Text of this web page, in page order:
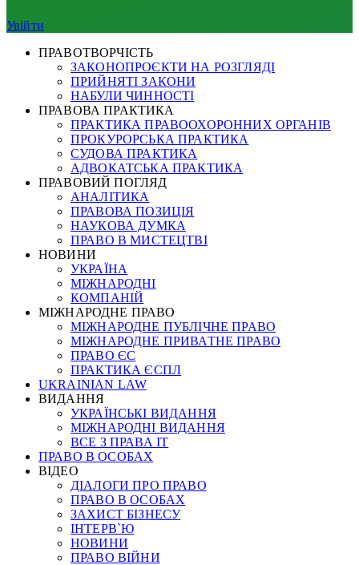
Увійти
ПРАВОТВОРЧІСТЬ
ЗАКОНОПРОЄКТИ НА РОЗГЛЯДІ
ПРИЙНЯТІ ЗАКОНИ
НАБУЛИ ЧИННОСТІ
ПРАВОВА ПРАКТИКА
ПРАКТИКА ПРАВООХОРОННИХ ОРГАНІВ
ПРОКУРОРСЬКА ПРАКТИКА
СУДОВА ПРАКТИКА
АДВОКАТСЬКА ПРАКТИКА
ПРАВОВИЙ ПОГЛЯД
АНАЛІТИКА
ПРАВОВА ПОЗИЦІЯ
НАУКОВА ДУМКА
ПРАВО В МИСТЕЦТВІ
НОВИНИ
УКРАЇНА
МІЖНАРОДНІ
КОМПАНІЙ
МІЖНАРОДНЕ ПРАВО
МІЖНАРОДНЕ ПУБЛІЧНЕ ПРАВО
МІЖНАРОДНЕ ПРИВАТНЕ ПРАВО
ПРАВО ЄС
ПРАКТИКА ЄСПЛ
UKRAINIAN LAW
ВИДАННЯ
УКРАЇНСЬКІ ВИДАННЯ
МІЖНАРОДНІ ВИДАННЯ
ВСЕ З ПРАВА ІТ
ПРАВО В ОСОБАХ
ВІДЕО
ДІАЛОГИ ПРО ПРАВО
ПРАВО В ОСОБАХ
ЗАХИСТ БІЗНЕСУ
ІНТЕРВ`Ю
НОВИНИ
ПРАВО ВІЙНИ